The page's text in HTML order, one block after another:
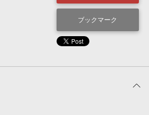
映像のBGM・セリフを音声分離
ブックマーク